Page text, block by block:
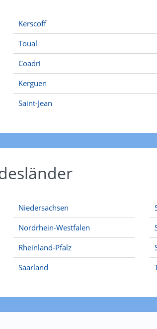
Kerscoff
Toual
Coadri
Kerguen
Saint-Jean
Niedersachsen
Nordrhein-Westfalen
Rheinland-Pfalz
Saarland